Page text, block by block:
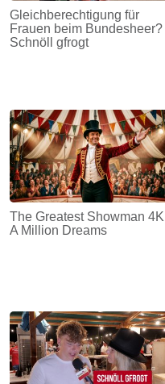
Gleichberechtigung für
Frauen beim Bundesheer? |
Schnöll gfrogt
The Greatest Showman 4K |
A Million Dreams